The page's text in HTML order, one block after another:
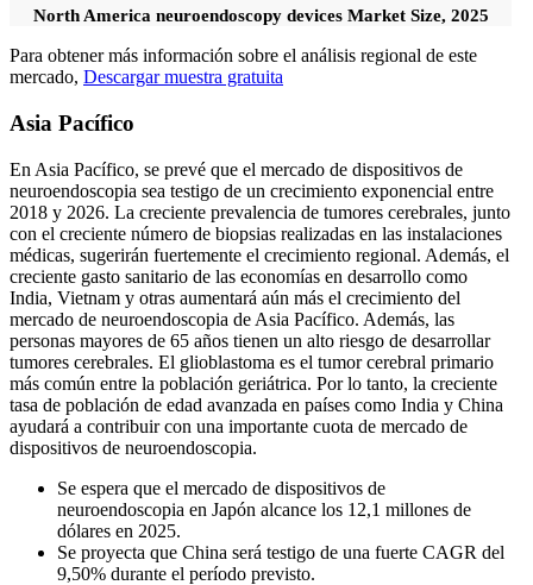
North America neuroendoscopy devices Market Size, 2025
Para obtener más información sobre el análisis regional de este
mercado, Descargar muestra gratuita
Asia Pacífico
En Asia Pacífico, se prevé que el mercado de dispositivos de
neuroendoscopia sea testigo de un crecimiento exponencial entre
2018 y 2026. La creciente prevalencia de tumores cerebrales, junto
con el creciente número de biopsias realizadas en las instalaciones
médicas, sugerirán fuertemente el crecimiento regional. Además, el
creciente gasto sanitario de las economías en desarrollo como
India, Vietnam y otras aumentará aún más el crecimiento del
mercado de neuroendoscopia de Asia Pacífico. Además, las
personas mayores de 65 años tienen un alto riesgo de desarrollar
tumores cerebrales. El glioblastoma es el tumor cerebral primario
más común entre la población geriátrica. Por lo tanto, la creciente
tasa de población de edad avanzada en países como India y China
ayudará a contribuir con una importante cuota de mercado de
dispositivos de neuroendoscopia.
Se espera que el mercado de dispositivos de
neuroendoscopia en Japón alcance los 12,1 millones de
dólares en 2025.
Se proyecta que China será testigo de una fuerte CAGR del
9,50% durante el período previsto.